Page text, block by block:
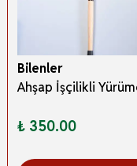
Bilenler
₺ 350.00